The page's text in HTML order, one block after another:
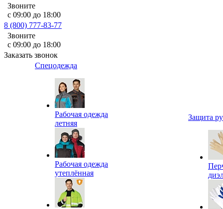
Звоните
с 09:00 до 18:00
8 (800) 777-83-77
Звоните
с 09:00 до 18:00
Заказать звонок
Спецодежда
Рабочая одежда
летняя
Рабочая одежда
утеплённая
Защита